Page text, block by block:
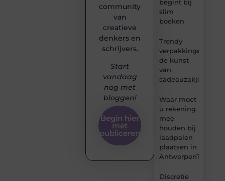
begint bij
slim
boeken
Trendy
verpakkingen:
de kunst
van
cadeauzakjes
Waar moet
u rekening
mee
houden bij
laadpalen
plaatsen in
Antwerpen?
Discretie
community
van
creatieve
denkers en
schrijvers.
Start
vandaag
nog met
bloggen!
Begin hier
met
publiceren